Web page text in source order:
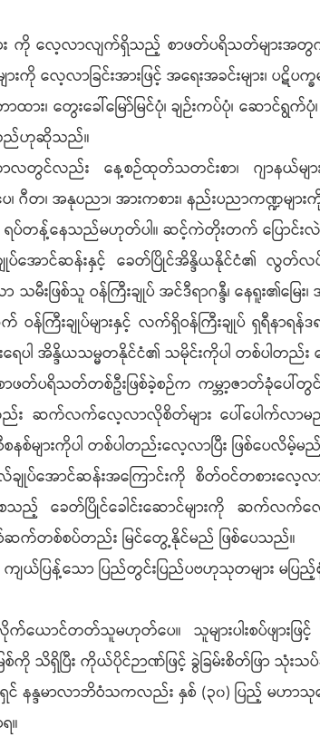
ား ကို လေ့လာလျက်ရှိသည့် စာဖတ်ပရိသတ်များ
ကို လေ့လာခြင်းအားဖြင့် အရေးအခင်းများ၊ ပဋိပ
း၊ တွေးခေါ်မြော်မြင်ပုံ၊ ချဉ်းကပ်ပုံ၊ ဆော
စ်သည်ဟုဆိုသည်။
လတွင်လည်း နေ့စဉ်ထုတ်သတင်းစာ၊ ဂျာနယ်
၊ အနုပညာ၊ အားကစား၊ နည်းပညာကဏ္ဍများကို
ရပ်တန့်နေသည်မဟုတ်ပါ။ ဆင့်ကဲတိုးတက် ပြေ
ျုပ်အောင်ဆန်းနှင့် ခေတ်ပြိုင်အိန္ဒိယနိုင်ငံ၏ လွတ်
သမီးဖြစ်သူ ဝန်ကြီးချုပ် အင်ဒီရာဂန္ဒီ၊ နေရူး၏မ
န်ကြီးချုပ်များနှင့် လက်ရှိဝန်ကြီးချုပ် ရှရီနာ
ပါ အိန္ဒိယသမ္မတနိုင်ငံ၏ သမိုင်းကိုပါ တစ်ပါတည်း
သတ်တစ်ဦးဖြစ်ခဲ့စဉ်က ကမ္ဘာ့ဇာတ်ခုံပေါ်တွင်
က်လက်လေ့လာလိုစိတ်များ ပေါ်ပေါက်လာမည်
စ်များကိုပါ တစ်ပါတည်းလေ့လာပြီး ဖြစ်ပေလိမ့်မ
ချုပ်အောင်ဆန်းအကြောင်းကို စိတ်ဝင်တစားလေ့
မ်းစသည့် ခေတ်ပြိုင်ခေါင်းဆောင်များကို ဆက်
ဆက်တစ်စပ်တည်း မြင်တွေ့နိုင်မည် ဖြစ်ပေသည်။
ကျယ်ပြန့်သော ပြည်တွင်းပြည်ပဗဟုသုတများ
င်တတ်သူမဟုတ်ပေ။ သူများပါးစပ်ဖျားဖြ
သိရှိပြီး ကိုယ်ပိုင်ဉာဏ်ဖြင့် ခွဲခြမ်းစိတ်ဖြာ သုံးသ
အရှင် နန္ဒမာလာဘိဝံသကလည်း နှစ် (၃၀) ပြည့် မ
။